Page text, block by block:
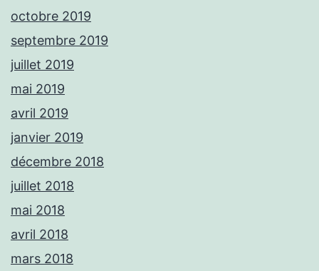
octobre 2019
septembre 2019
juillet 2019
mai 2019
avril 2019
janvier 2019
décembre 2018
juillet 2018
mai 2018
avril 2018
mars 2018